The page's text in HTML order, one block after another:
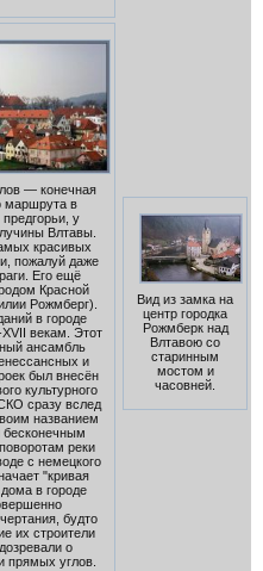
— конечная
маршрута в
у
Влтавы.
красивых
пожалуй даже
Его ещё
Красной
Рожмберг).
в городе
XVII векам. Этот
ансамбль
и
был внесён
культурного
сразу вслед
названием
бесконечным
реки
с немецкого
"кривая
в городе
будто
их строители
о
прямых углов.
Вид из замка на
центр городка
Рожмберк над
Влтавою со
старинным
мостом и
часовней.